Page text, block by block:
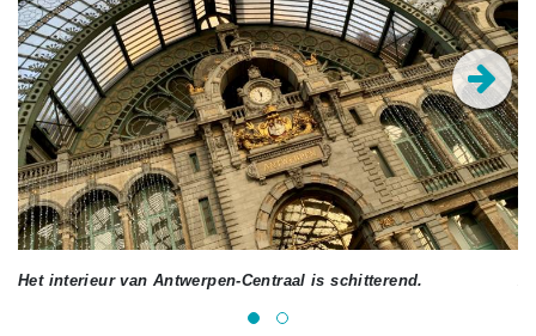
Het interieur van Antwerpen-Centraal is schitterend.